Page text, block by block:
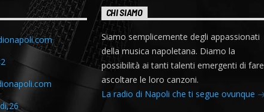
CHI SIAMO
Siamo semplicemente degli appassionati
della musica napoletana. Diamo la
possibilità ai tanti talenti emergenti di fare
ascoltare le loro canzoni.
La radio di Napoli che ti segue ovunque